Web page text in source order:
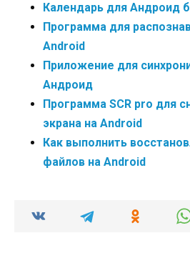
Календарь для Андроид
Программа для
Android
Приложение для
Андроид
Программа SСR prо для
экрана на Android
Как выполнить
файлов на Android